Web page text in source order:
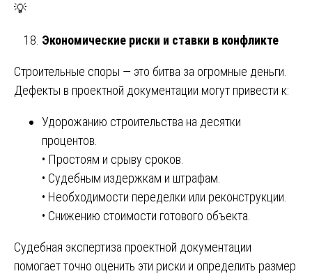
💡
Экономические риски и ставки в конфликте
Строительные споры — это битва за огромные деньги.
Дефекты в проектной документации могут привести к:
Удорожанию строительства на десятки
процентов.
• Простоям и срыву сроков.
• Судебным издержкам и штрафам.
• Необходимости переделки или реконструкции.
• Снижению стоимости готового объекта.
Судебная экспертиза проектной документации
помогает точно оценить эти риски и определить размер